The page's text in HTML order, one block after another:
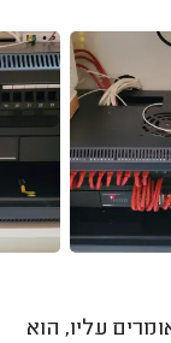
עליו, הוא